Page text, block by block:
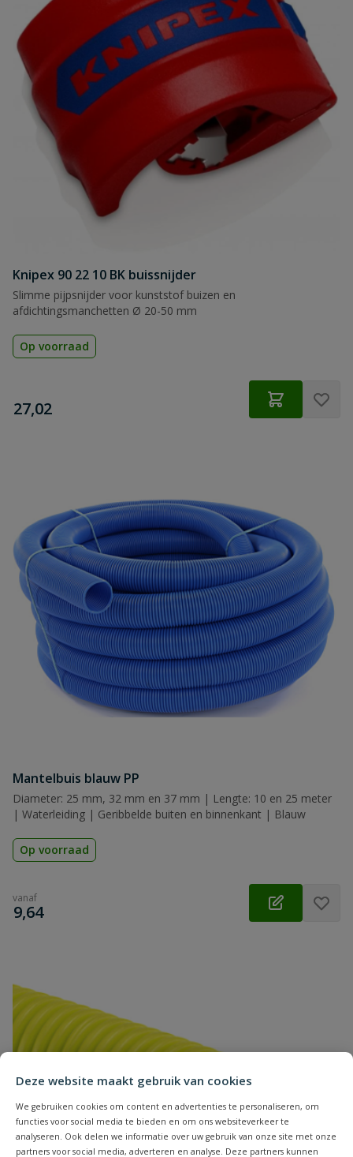
Deze website maakt gebruik van cookies
We gebruiken cookies om content en advertenties te personaliseren, om
functies voor social media te bieden en om ons websiteverkeer te
analyseren. Ook delen we informatie over uw gebruik van onze site met onze
partners voor social media, adverteren en analyse. Deze partners kunnen
Knipex 90 22 10 BK buissnijder
Slimme pijpsnijder voor kunststof buizen en
afdichtingsmanchetten Ø 20-50 mm
Op voorraad
€
27,02
Mantelbuis blauw PP
Diameter: 25 mm, 32 mm en 37 mm | Lengte: 10 en 25 meter
| Waterleiding | Geribbelde buiten en binnenkant | Blauw
Op voorraad
vanaf
€
9,64